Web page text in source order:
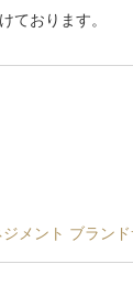
ております。
メント ブランド